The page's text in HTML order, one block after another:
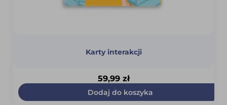
Karty interakcji
59,99 zł
Dodaj do koszyka